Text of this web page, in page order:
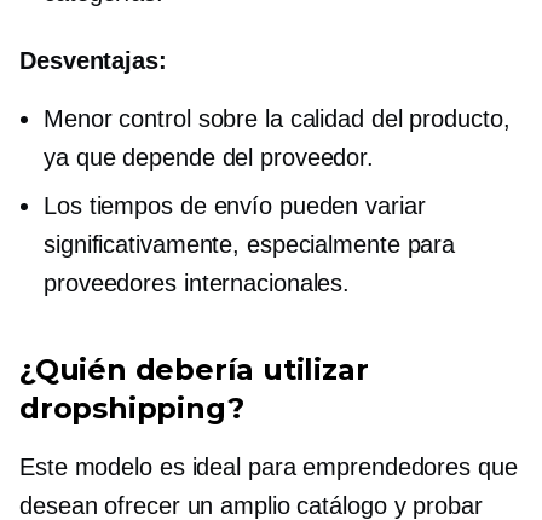
Desventajas:
Menor control sobre la calidad del producto,
ya que depende del proveedor.
Los tiempos de envío pueden variar
significativamente, especialmente para
proveedores internacionales.
¿Quién debería utilizar
dropshipping?
Este modelo es ideal para emprendedores que
desean ofrecer un amplio catálogo y probar